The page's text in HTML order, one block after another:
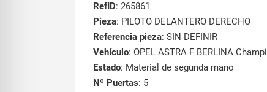
RefID: 265861
Pieza: PILOTO DELANTERO DERECHO
Referencia pieza: SIN DEFINIR
Vehículo: OPEL ASTRA F BERLINA
Estado: Material de segunda mano
Nº Puertas: 5